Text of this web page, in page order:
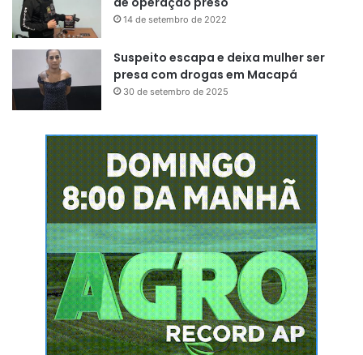
14 de setembro de 2022
Suspeito escapa e deixa mulher ser
presa com drogas em Macapá
30 de setembro de 2025